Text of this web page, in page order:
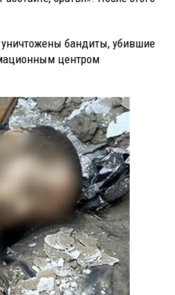
бандиты, убившие
центром